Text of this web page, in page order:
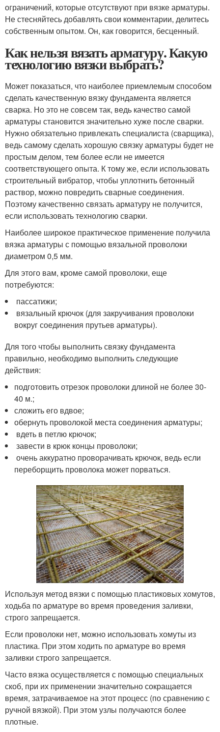
ограничений, которые отсутствуют при вязке арматуры.
Не стесняйтесь добавлять свои комментарии, делитесь
собственным опытом. Он, как говорится, бесценный.
Как нельзя вязать арматуру. Какую
технологию вязки выбрать?
Может показаться, что наиболее приемлемым способом
сделать качественную вязку фундамента является
сварка. Но это не совсем так, ведь качество самой
арматуры становится значительно хуже после сварки.
Нужно обязательно привлекать специалиста (сварщика),
ведь самому сделать хорошую связку арматуры будет не
простым делом, тем более если не имеется
соответствующего опыта. К тому же, если использовать
строительный вибратор, чтобы уплотнить бетонный
раствор, можно повредить сварные соединения.
Поэтому качественно связать арматуру не получится,
если использовать технологию сварки.
Наиболее широкое практическое применение получила
вязка арматуры с помощью вязальной проволоки
диаметром 0,5 мм.
Для этого вам, кроме самой проволоки, еще
потребуются:
пассатижи;
вязальный крючок (для закручивания проволоки
вокруг соединения прутьев арматуры).
Для того чтобы выполнить связку фундамента
правильно, необходимо выполнить следующие
действия:
подготовить отрезок проволоки длиной не более 30-
40 м.;
сложить его вдвое;
обернуть проволокой места соединения арматуры;
вдеть в петлю крючок;
завести в крюк концы проволоки;
очень аккуратно проворачивать крючок, ведь если
переборщить проволока может порваться.
Используя метод вязки с помощью пластиковых хомутов,
ходьба по арматуре во время проведения заливки,
строго запрещается.
Если проволоки нет, можно использовать хомуты из
пластика. При этом ходить по арматуре во время
заливки строго запрещается.
Часто вязка осуществляется с помощью специальных
скоб, при их применении значительно сокращается
время, затрачиваемое на этот процесс (по сравнению с
ручной вязкой). При этом узлы получаются более
плотные.